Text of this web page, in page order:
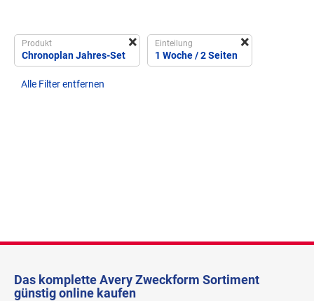
×
Produkt
Chronoplan Jahres-Set
×
Einteilung
1 Woche / 2 Seiten
Alle Filter entfernen
Das komplette Avery Zweckform Sortiment
günstig online kaufen